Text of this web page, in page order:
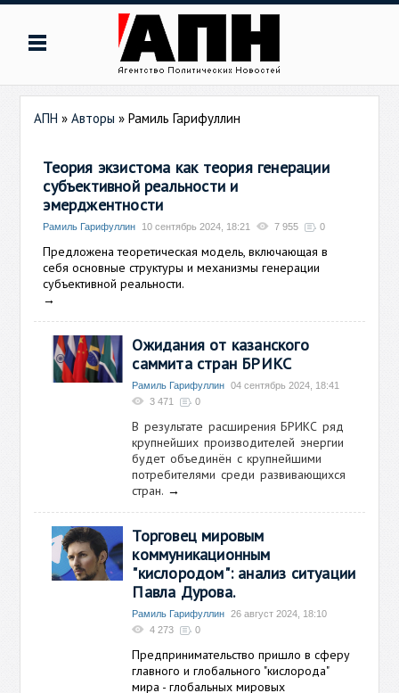
АПН »Авторы »Рамиль Гарифуллин
Теория экзистома как теория генерации
субъективной реальности и
эмерджентности
Рамиль Гарифуллин 10 сентябрь 2024, 18:21 7 955 0
Предложена теоретическая модель, включающая в
себя основные структуры и механизмы генерации
субъективной реальности.
→
Ожидания от казанского
саммита стран БРИКС
Рамиль Гарифуллин
04 сентябрь 2024, 18:41
3 471
0
В результате расширения БРИКС ряд
крупнейших производителей энергии
будет объединён с крупнейшими
потребителями среди развивающихся
стран. →
Торговец мировым
коммуникационным
"кислородом": анализ ситуации
Павла Дурова.
Рамиль Гарифуллин
26 август 2024, 18:10
4 273
0
Предпринимательство пришло в сферу
главного и глобального "кислорода"
мира - глобальных мировых